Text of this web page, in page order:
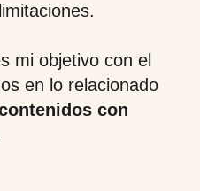
mi objetivo con el
en lo relacionado
con